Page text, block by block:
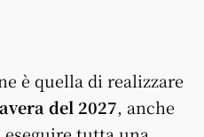
è quella di realizzare
del 2027, anche